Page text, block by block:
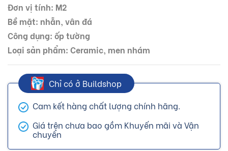
Đơn vị tính: M2
Bề mặt: nhẵn, vân đá
Công dụng: ốp tường
Loại sản phẩm: Ceramic, men nhám
Chỉ có ở Buildshop
Cam kết hàng chất lượng chính hãng.
Giá trên chưa bao gồm Khuyến mãi và Vận
chuyển